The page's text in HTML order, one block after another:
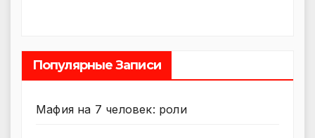
Популярные Записи
Мафия на 7 человек: роли